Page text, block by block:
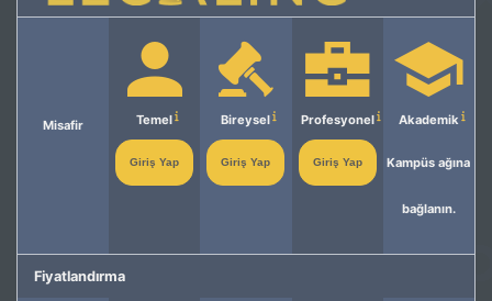
Misafir Temel
Giriş Yap
Bireysel
Giriş Yap
Profesyonel
Giriş Yap
Akademik
Kampüs ağına
bağlanın.
Fiyatlandırma